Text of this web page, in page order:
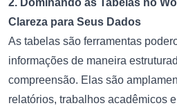
2. Dominando as Tabelas no
Clareza para Seus Dados
As tabelas são ferramentas
informações de maneira
compreensão. Elas são
relatórios, trabalhos acadêmicos